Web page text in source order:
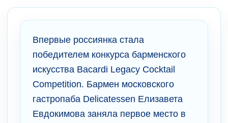
Впервые россиянка стала
победителем конкурса барменского
искусства Bacardi Legacy Cocktail
Competition. Бармен московского
гастропаба Delicatessen Елизавета
Евдокимова заняла первое место в